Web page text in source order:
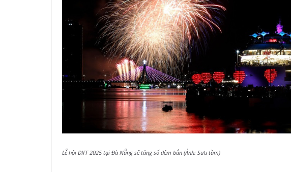
Lễ hội DIFF 2025 tại Đà Nẵng sẽ tăng số đêm bắn (Ảnh: Sưu tầm)